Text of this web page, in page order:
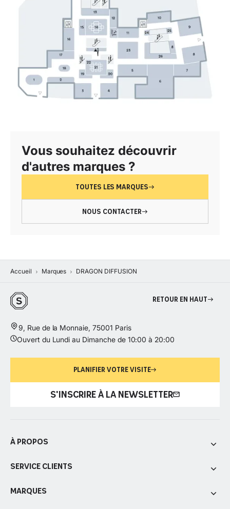
Vous souhaitez découvrir
d'autres marques ?
TOUTES LES MARQUES
NOUS CONTACTER
Accueil Marques DRAGON DIFFUSION
Retour en haut
9, Rue de la Monnaie, 75001 Paris
Ouvert du Lundi au Dimanche de 10:00 à 20:00
PLANIFIER VOTRE VISITE
S'INSCRIRE À LA NEWSLETTER
À propos
Service Clients
Marques